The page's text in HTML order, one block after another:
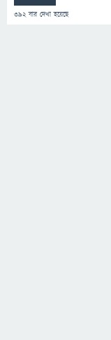
392বার দেখা হয়েছে